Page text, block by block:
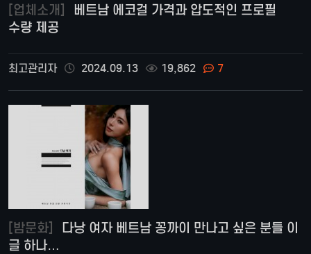
[업체소개]
수량 제공
최고관리자 2024.09.13 19,862 7
[밤문화]
글 하나…